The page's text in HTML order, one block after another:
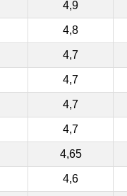
4,9
4,8
4,7
4,7
4,7
4,7
4,65
4,6